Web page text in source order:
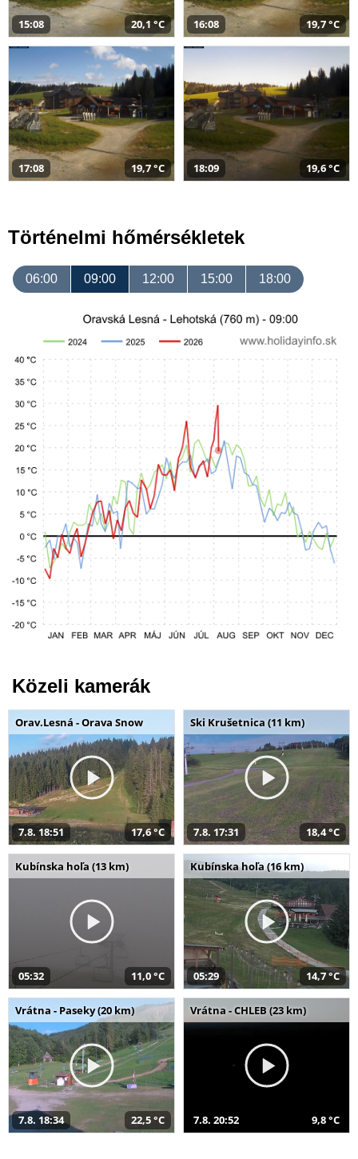
15:08 20,1 °C 16:08 19,7 °C
17:08 19,7 °C 18:09 19,6 °C
Történelmi hőmérsékletek
06:00 09:00 12:00 15:00 18:00
Közeli kamerák
Orav.Lesná - Orava Snow
7.8. 18:51 17,6 °C
Ski Krušetnica (11 km)
7.8. 17:31 18,4 °C
Kubínska hoľa (13 km)
05:32 11,0 °C
Kubínska hoľa (16 km)
05:29 14,7 °C
Vrátna - Paseky (20 km)
7.8. 18:34 22,5 °C
Vrátna - CHLEB (23 km)
7.8. 20:52 9,8 °C